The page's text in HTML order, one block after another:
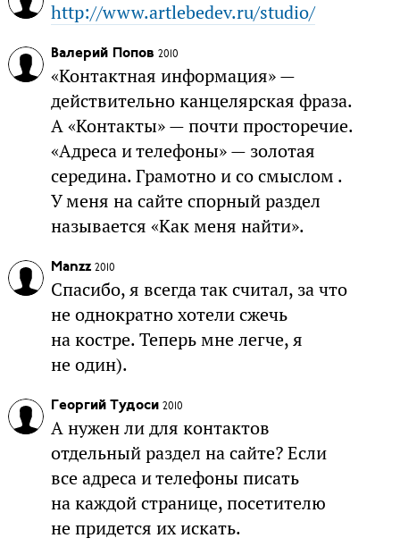
http://www.artlebedev.ru/studio/
Валерий Попов 2010
«Контактная информация» —
действительно канцелярская фраза.
А «Контакты» — почти просторечие.
«Адреса и телефоны» — золотая
середина. Грамотно и со смыслом .
У меня на сайте спорный раздел
называется «Как меня найти».
Manzz 2010
Спасибо, я всегда так считал, за что
не однократно хотели сжечь
на костре. Теперь мне легче, я
не один).
Георгий Тудоси 2010
А нужен ли для контактов
отдельный раздел на сайте? Если
все адреса и телефоны писать
на каждой странице, посетителю
не придется их искать.